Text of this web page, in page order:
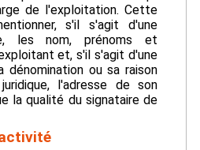
de l'exploitation. Cette
s'il s'agit d'une
les nom, prénoms et
et, s'il s'agit d'une
dénomination ou sa raison
l'adresse de son
la qualité du signataire de